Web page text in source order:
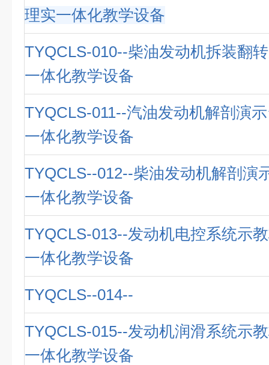
理实一体化教学设备
TYQCLS-010--柴油发动机拆装翻
一体化教学设备
TYQCLS-011--汽油发动机解剖演
一体化教学设备
TYQCLS--012--柴油发动机解剖演
一体化教学设备
TYQCLS-013--发动机电控系统示
一体化教学设备
TYQCLS--014--
TYQCLS-015--发动机润滑系统示
一体化教学设备